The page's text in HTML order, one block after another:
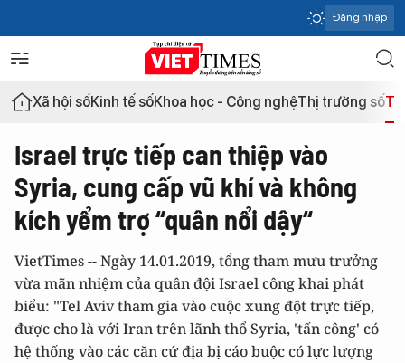
Đăng nhập
Xã hội sốKinh tế sốKhoa học - Công nghệThị trường số
Israel trực tiếp can thiệp vào
Syria, cung cấp vũ khí và không
kích yểm trợ “quân nổi dậy“
VietTimes -- Ngày 14.01.2019, tổng tham mưu trưởng
vừa mãn nhiệm của quân đội Israel công khai phát
biểu: "Tel Aviv tham gia vào cuộc xung đột trực tiếp,
được cho là với Iran trên lãnh thổ Syria, 'tấn công' có
hệ thống vào các căn cứ địa bị cáo buộc có lực lượng